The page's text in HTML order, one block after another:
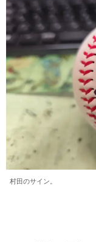
村田のサイン。